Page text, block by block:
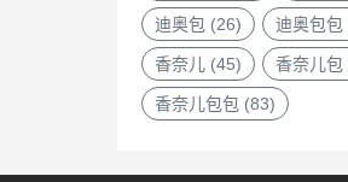
迪奥包 (26) 迪奥包包
香奈儿 (45) 香奈儿包
香奈儿包包 (83)